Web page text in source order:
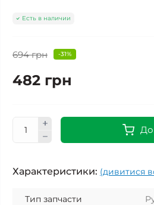
Есть в наличии
694 грн -31%
482 грн
Характеристики: (дивитися
Тип запчасти